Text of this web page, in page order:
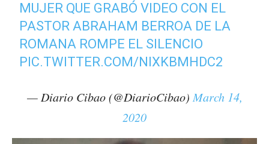
MUJER QUE GRABÓ VIDEO CON EL
PASTOR ABRAHAM BERROA DE LA
ROMANA ROMPE EL SILENCIO
PIC.TWITTER.COM/NIXKBMHDC2
— Diario Cibao (@DiarioCibao)March 14,
2020